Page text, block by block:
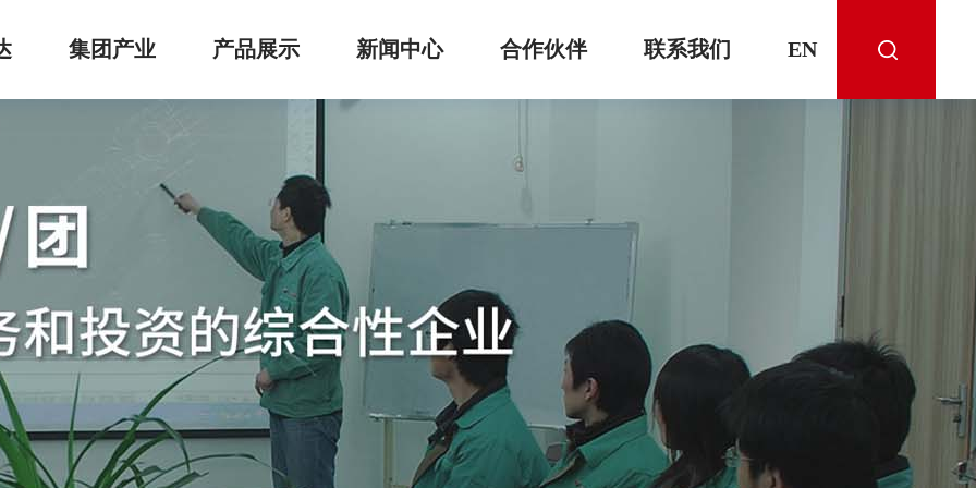
集团产业 产品展示 新闻中心 合作伙伴 联系我们 EN